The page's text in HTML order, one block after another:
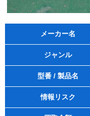
メーカー名
ジャンル
型番 / 製品名
情報リスク